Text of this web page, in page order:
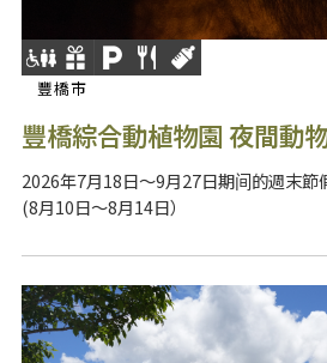
豐橋市
豐橋綜合動植物園 夜間動
2026年7月18日～9月27日期间的週末節
(8月10日～8月14日）